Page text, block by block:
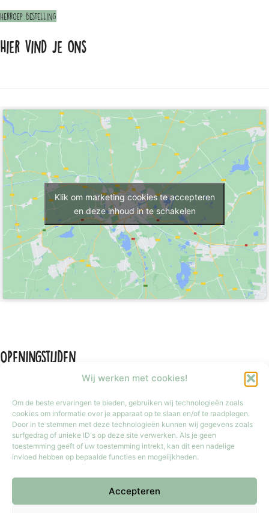
Wij werken met cookies!
Om de beste ervaringen te bieden, gebruiken wij technologieën zoals
cookies om informatie over je apparaat op te slaan en/of te raadplegen.
Door in te stemmen met deze technologieën kunnen wij gegevens zoals
surfgedrag of unieke ID's op deze site verwerken. Als je geen
toestemming geeft of uw toestemming intrekt, kan dit een nadelige
invloed hebben op bepaalde functies en mogelijkheden.
Accepteren
Herroep bestelling
Hier vind je ons
Klik om marketing cookies te accepteren
en deze inhoud in te schakelen
Openingstijden
Maandag
Gesloten
Dinsdag t/m vrijdag
9:30 tot 17:30
9:30 tot 17:00
Zondag
Iedere laatste zondag van de maand van 12:00 tot 17:00 geopend.